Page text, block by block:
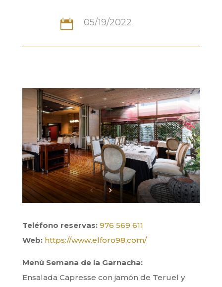
 05/19/2022
Teléfono reservas: 976 569 611
Web: https://www.elforo98.com/
Menú Semana de la Garnacha:
Ensalada Capresse con jamón de Teruel y